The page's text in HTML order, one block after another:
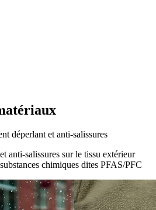
déperlant et anti-salissures
anti-salissures sur le tissu extérieur
chimiques dites PFAS/PFC